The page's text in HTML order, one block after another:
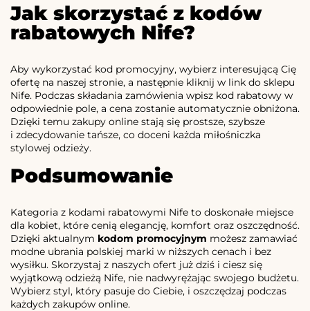
Jak skorzystać z kodów
rabatowych Nife?
Aby wykorzystać kod promocyjny, wybierz interesującą Cię
ofertę na naszej stronie, a następnie kliknij w link do sklepu
Nife. Podczas składania zamówienia wpisz kod rabatowy w
odpowiednie pole, a cena zostanie automatycznie obniżona.
Dzięki temu zakupy online stają się prostsze, szybsze
i zdecydowanie tańsze, co doceni każda miłośniczka
stylowej odzieży.
Podsumowanie
Kategoria z kodami rabatowymi Nife to doskonałe miejsce
dla kobiet, które cenią elegancję, komfort oraz oszczędność.
Dzięki aktualnym kodom promocyjnym możesz zamawiać
modne ubrania polskiej marki w niższych cenach i bez
wysiłku. Skorzystaj z naszych ofert już dziś i ciesz się
wyjątkową odzieżą Nife, nie nadwyrężając swojego budżetu.
Wybierz styl, który pasuje do Ciebie, i oszczędzaj podczas
każdych zakupów online.